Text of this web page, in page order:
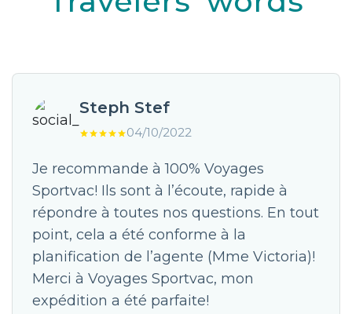
Steph Stef
04/10/2022
Je recommande à 100% Voyages
Sportvac! Ils sont à l’écoute, rapide à
répondre à toutes nos questions. En tout
point, cela a été conforme à la
planification de l’agente (Mme Victoria)!
Merci à Voyages Sportvac, mon
expédition a été parfaite!